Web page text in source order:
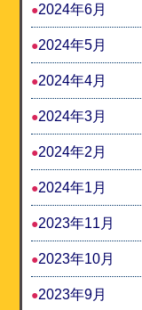
2024年6月
2024年5月
2024年4月
2024年3月
2024年2月
2024年1月
2023年11月
2023年10月
2023年9月